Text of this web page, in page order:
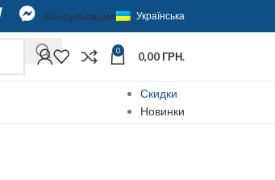
Консультация Українська
0 0,00ГРН.
Скидки
Новинки